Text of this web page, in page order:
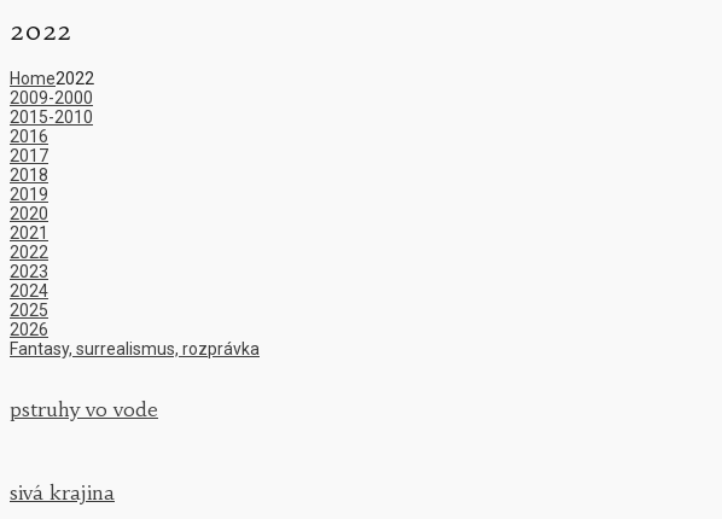
2022
Home2022
2009-2000
2015-2010
2016
2017
2018
2019
2020
2021
2022
2023
2024
2025
2026
Fantasy, surrealismus, rozprávka
pstruhy vo vode
sivá krajina